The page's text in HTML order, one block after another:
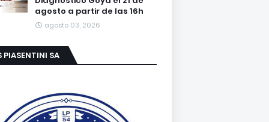
agosto a partir de las 16h
agosto 03, 2026
PIASENTINI SA